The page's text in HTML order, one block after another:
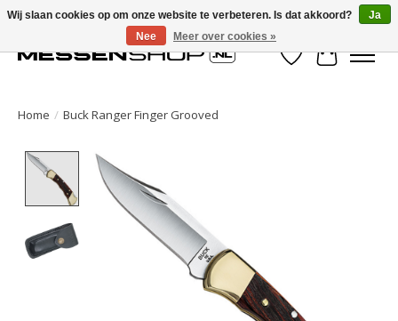
Verlanglijst
Home / Buck Ranger Finger Grooved
Product image slideshow Items
Wij slaan cookies op om onze website te verbeteren. Is dat akkoord?
Ja
Nee
Meer over cookies »